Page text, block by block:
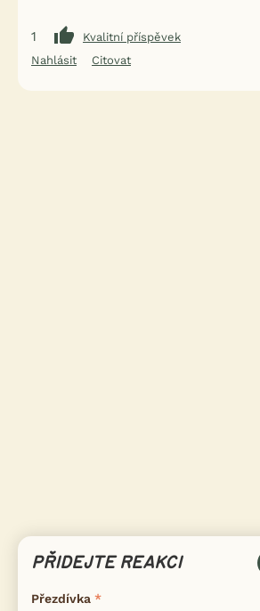
1
Kvalitní příspěvek
Nahlásit
Citovat
PŘIDEJTE REAKCI
Přezdívka